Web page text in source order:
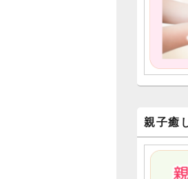
親子癒